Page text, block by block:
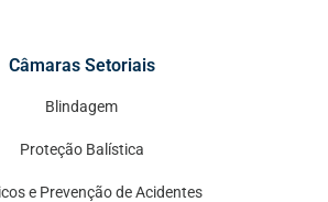
Câmaras Setoriais
Blindagem
Proteção Balística
e Prevenção de Acidentes